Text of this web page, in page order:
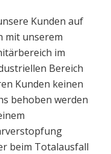
Kunden auf
mit unserem
im
Bereich
Kunden keinen
behoben werden
beim Totalausfall